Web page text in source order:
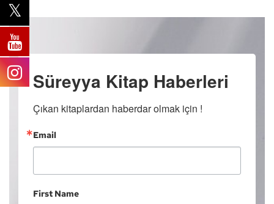
Süreyya Kitap Haberleri
Çıkan kitaplardan haberdar olmak için !
Email
First Name